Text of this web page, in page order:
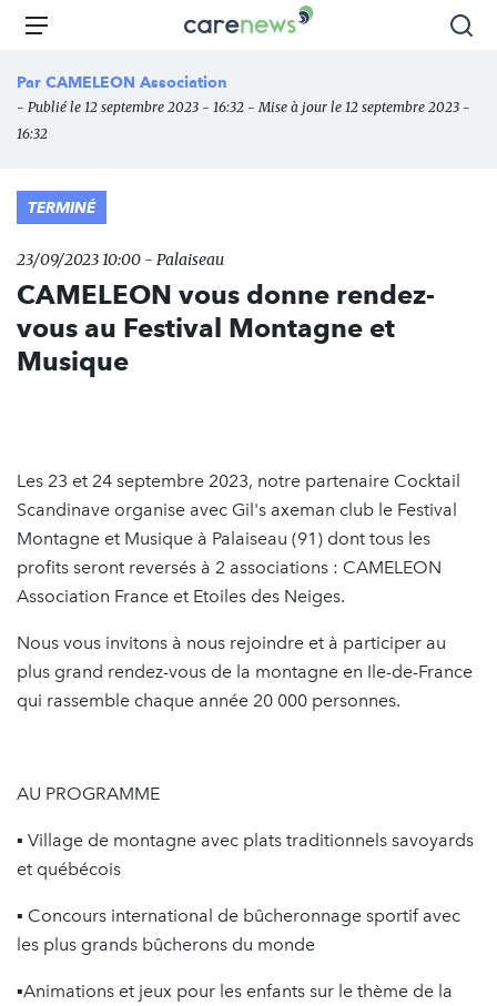
Aller
principal
Carenews,
média
des
Menu
Par CAMELEON Association
- Publié le 12 septembre 2023 - 16:32 - Mise à jour le 12 septembre 2023 -
16:32
TERMINÉ
23/09/2023 10:00 - Palaiseau
CAMELEON vous donne rendez-
vous au Festival Montagne et
Musique
Les 23 et 24 septembre 2023, notre partenaire Cocktail
Scandinave organise avec Gil's axeman club le Festival
Montagne et Musique à Palaiseau (91) dont tous les
profits seront reversés à 2 associations : CAMELEON
Association France et Etoiles des Neiges.
Nous vous invitons à nous rejoindre et à participer au
plus grand rendez-vous de la montagne en Ile-de-France
qui rassemble chaque année 20 000 personnes.
AU PROGRAMME
▪️ Village de montagne avec plats traditionnels savoyards
et québécois
▪️ Concours international de bûcheronnage sportif avec
les plus grands bûcherons du monde
▪️Animations et jeux pour les enfants sur le thème de la